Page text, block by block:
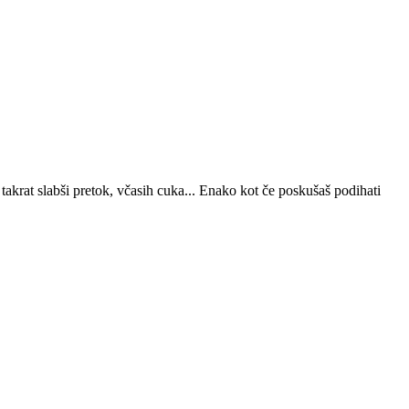
slabši pretok, včasih cuka... Enako kot če poskušaš podihati